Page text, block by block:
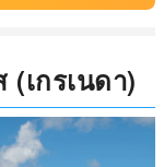
เกรเนดา)